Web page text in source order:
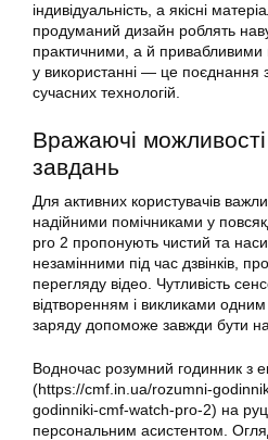
індивідуальність, а якісні
продуманий дизайн роблять
практичними, а й
у використанні — це поєднання
сучасних технологій.
Вражаючі
завдань
Для активних користувачів
надійними помічниками у
pro 2 пропонують чистий та
незамінними під час дзвінків,
перегляду відео. Чутливість
відтворенням і викликами
заряду допоможе завжди бути на
Водночас розумний годинник з
(https://cmf.in.ua/rozumni-
godinniki-cmf-watch-pro-2) на
персональним асистентом.